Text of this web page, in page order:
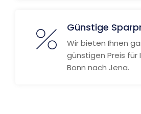
Günstige
Wir bieten Ihnen
günstigen Preis für
Bonn nach Jena.